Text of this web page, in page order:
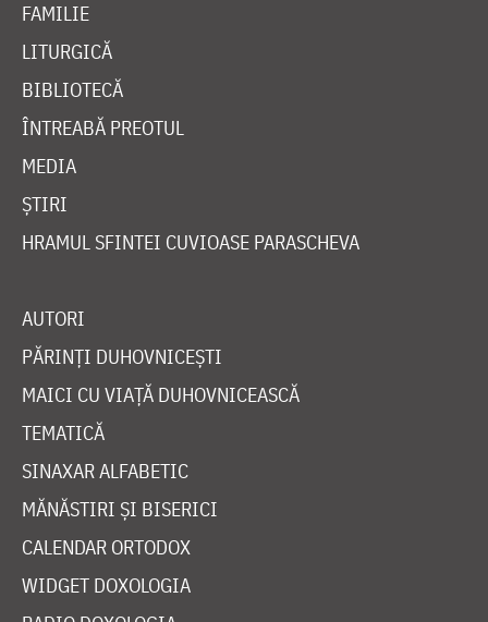
FAMILIE
LITURGICĂ
BIBLIOTECĂ
ÎNTREABĂ PREOTUL
MEDIA
ȘTIRI
HRAMUL SFINTEI CUVIOASE PARASCHEVA
AUTORI
PĂRINȚI DUHOVNICEȘTI
MAICI CU VIAȚĂ DUHOVNICEASCĂ
TEMATICĂ
SINAXAR ALFABETIC
MĂNĂSTIRI ȘI BISERICI
CALENDAR ORTODOX
WIDGET DOXOLOGIA